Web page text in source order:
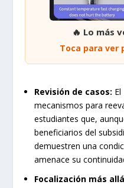
🔥 Lo más
Toca para ver
Revisión de casos:
mecanismos para
estudiantes que,
beneficiarios del
demuestren una
amenace su
Focalización más